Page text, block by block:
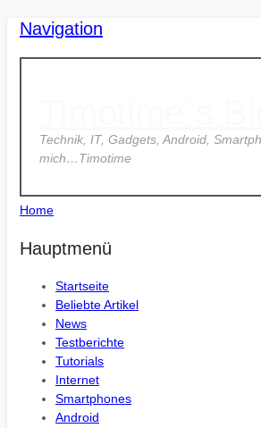
Navigation
Technik, IT, Gadgets, Android,
mich…Timotime
Home
Hauptmenü
Startseite
Beliebte Artikel
News
Testberichte
Tutorials
Internet
Smartphones
Android